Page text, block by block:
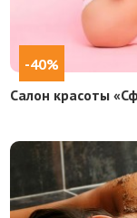
-40%
Салон красоты